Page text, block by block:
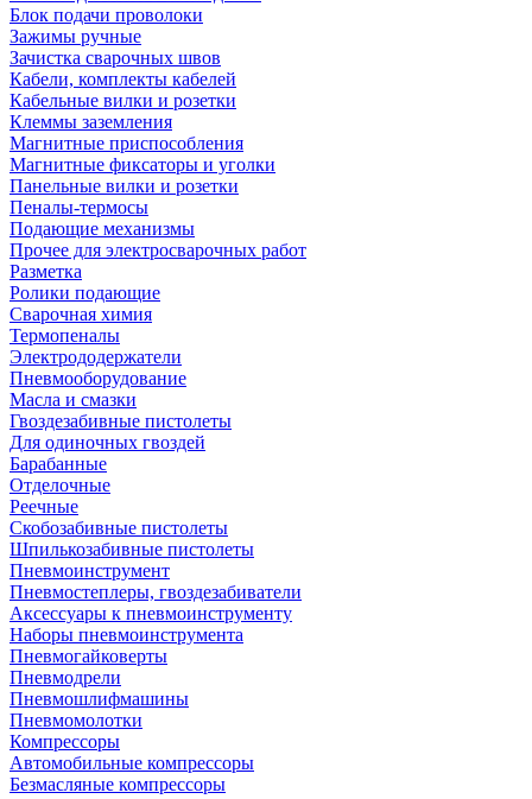
Блок подачи проволоки
Зажимы ручные
Зачистка сварочных швов
Кабели, комплекты кабелей
Кабельные вилки и розетки
Клеммы заземления
Магнитные приспособления
Магнитные фиксаторы и уголки
Панельные вилки и розетки
Пеналы-термосы
Подающие механизмы
Прочее для электросварочных работ
Разметка
Ролики подающие
Сварочная химия
Термопеналы
Электрододержатели
Пневмооборудование
Масла и смазки
Гвоздезабивные пистолеты
Для одиночных гвоздей
Барабанные
Отделочные
Реечные
Скобозабивные пистолеты
Шпилькозабивные пистолеты
Пневмоинструмент
Пневмостеплеры, гвоздезабиватели
Аксессуары к пневмоинструменту
Наборы пневмоинструмента
Пневмогайковерты
Пневмодрели
Пневмошлифмашины
Пневмомолотки
Компрессоры
Автомобильные компрессоры
Безмасляные компрессоры